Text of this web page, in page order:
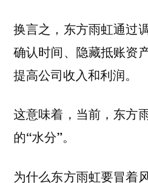
换言之，东方雨虹通过
确认时间、隐藏抵账资
提高公司收入和利润。
这意味着，当前，东方
的“水分”。
为什么东方雨虹要冒着